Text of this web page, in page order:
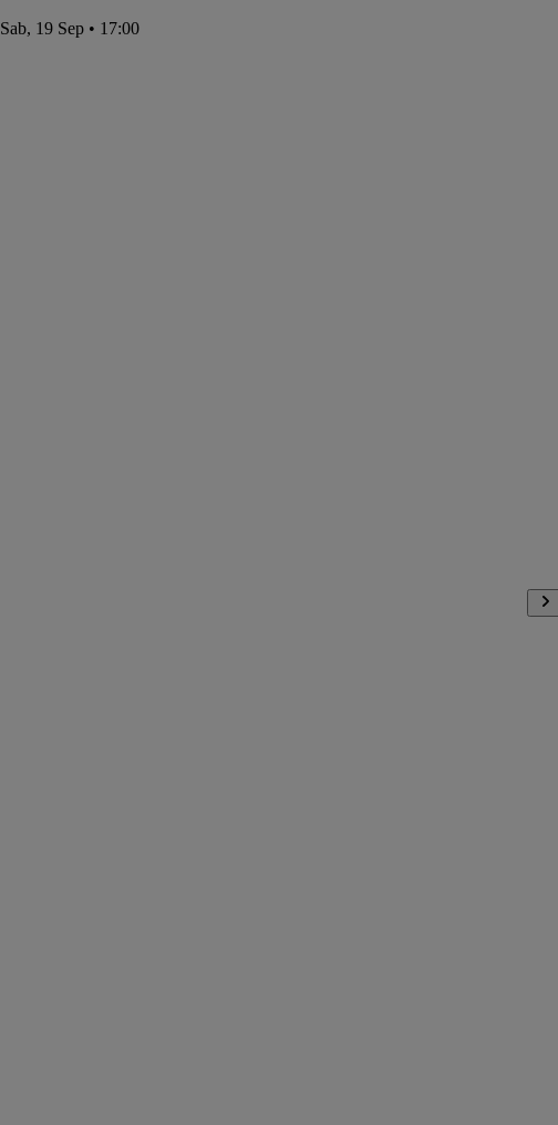
Sab, 19 Sep • 17:00